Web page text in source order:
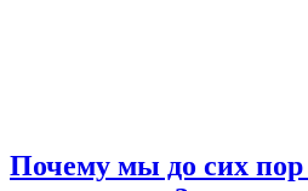
Почему мы до сих